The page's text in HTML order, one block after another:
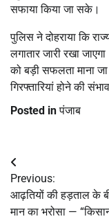
सफाया किया जा सके।
पुलिस ने दोहराया कि
लगातार जारी रखा
को बड़ी सफलता माना
गिरफ्तारियां होने की
Posted inपंजाब
Post
navigation
Previous:
आढ़तियों की हड़ताल के
मान का भरोसा —